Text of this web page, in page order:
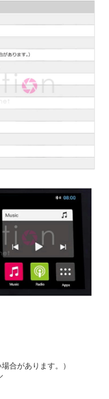
合があります。）